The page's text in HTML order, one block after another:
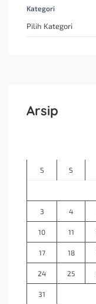
Kategori
Arsip
S S
3 4
10 11
17 18
24 25
31